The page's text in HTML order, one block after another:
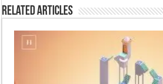
Related Articles